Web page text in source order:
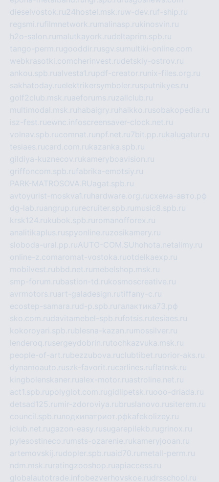
dieselvostok.ru24hostel.msk.ruw-dev.ruf-ship.ru
regsmi.rufilmnetwork.ru malinasp.rukinosvin.ru
h2o-salon.ru malutkayork.rudeltaprim.spb.ru
tango-perm.rugooddir.rusgv.su multiki-online.com
webkrasotki.comcherinvest.rudetskiy-ostrov.ru
ankou.spb.rualvesta1.rupdf-creator.ru nix-files.org.ru
sakhatoday.ruelektrikersymboler.rusputnikyes.ru
golf2club.msk.ruaeforums.ruzallclub.ru
multimodal.msk.ru habaigry.ru haikko.rusobakopedia.ru
isz-fest.ruewnc.infoscreensaver-clock.net.ru
volnav.spb.rucomnat.ru npf.net.ru 7bit.pp.rukalugatur.ru
tesiaes.rucard.com.rukazanka.spb.ru
gildiya-kuznecov.rukameryboavision.ru
griffoncom.spb.rufabrika-emotsiy.ru
PARK-MATROSOVA.RUagat.spb.ru
avtoyurist-moskva1.ru hardware.org.ruсхема-авто.рф
dg-lab.ruangrup.ru recruiter.spb.ru music8.spb.ru
krsk124.rukubok.spb.ru romanofforex.ru
analitikaplus.ruspyonline.ruzosikamery.ru
sloboda-ural.pp.ruAUTO-COM.SU hohota.net alimy.ru
online-z.comaromat-vostoka.ruotdelkaexp.ru
mobilvest.rubbd.net.ru mebelshop.msk.ru
smp-forum.rubastion-td.rukosmoscreative.ru
avrmotors.ruart-galadesign.rutiffany-c.ru
ecostep-samara.rud-p.spb.ru галактика73.рф
sko.com.rudavitamebel-spb.rufotsis.rutesiaes.ru
kokoroyari.spb.rublesna-kazan.ru mossilver.ru
lenderoq.rusergeydobrin.rutochkazvuka.msk.ru
people-of-art.rubezzubova.ruclubtibet.ruorior-aks.ru
dynamoauto.ruszk-favorit.rucarlines.ruflatnsk.ru
kingbolenskaner.rualex-motor.ruastroline.net.ru
act1.spb.rupolyglot.com.rugidlipetsk.ruooo-driada.ru
detsad125.ru mir-zdoroviya.rubruslanovo.rusiterem.ru
council.spb.ruлодкипатриот.рфkafekolizey.ru
iclub.net.rugazon-easy.rusugarepilekb.rugrinox.ru
pylesostineco.ru msts-ozarenie.rukameryjooan.ru
artemovskij.rudopler.spb.ruaid70.ru metall-perm.ru
ndm.msk.ru ratingzooshop.ruapiaccess.ru
globalautotrade.info bezverhovskoe.rudrsschool.ru